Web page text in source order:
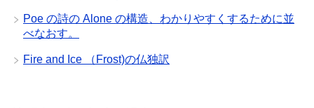
Poe の詩の Alone の構造、わかりやすくするために並
べなおす。
Fire and Ice （Frost)の仏独訳